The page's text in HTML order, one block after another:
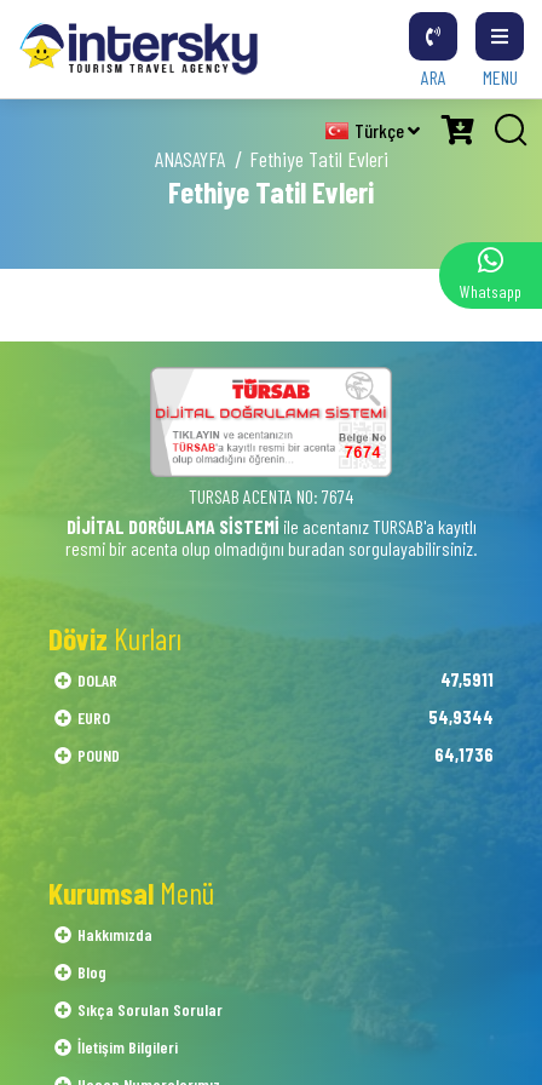
MENU
ARA
Türkçe
ANASAYFA Fethiye Tatil Evleri
Fethiye Tatil Evleri
Whatsapp
TURSAB ACENTA NO: 7674
DİJİTAL DORĞULAMA SİSTEMİ ile acentanız TURSAB'a kayıtlı
resmi bir acenta olup olmadığını buradan sorgulayabilirsiniz.
Döviz Kurları
DOLAR 47,5911
EURO 54,9344
POUND 64,1736
Kurumsal Menü
Hakkımızda
Blog
Sıkça Sorulan Sorular
İletişim Bilgileri